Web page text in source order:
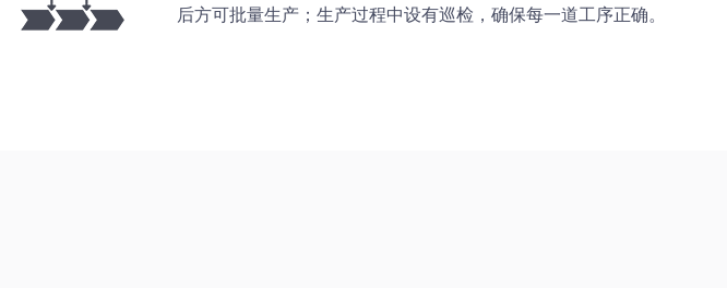
后方可批量生产；生产过程中设有巡检，确保每一道工序正确。